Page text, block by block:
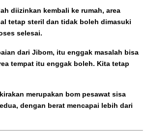
diizinkan kembali ke rumah, area
tetap steril dan tidak boleh dimasuki
selesai.
dari Jibom, itu enggak masalah bisa
tempat itu enggak boleh. Kita tetap
merupakan bom pesawat sisa
dengan berat mencapai lebih dari